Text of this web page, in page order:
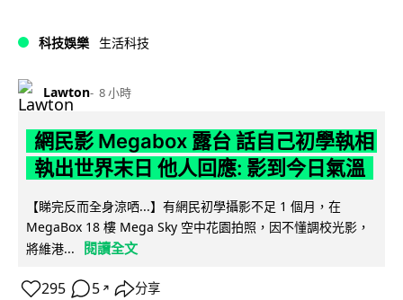
科技娛樂 生活科技
Lawton 8 小時
網民影 Megabox 露台 話自己初學執相
執出世界末日 他人回應: 影到今日氣溫
【睇完反而全身涼哂...】有網民初學攝影不足 1 個月，在
MegaBox 18 樓 Mega Sky 空中花園拍照，因不懂調校光影，
將維港...
閱讀全文
295 5 ↗ 分享